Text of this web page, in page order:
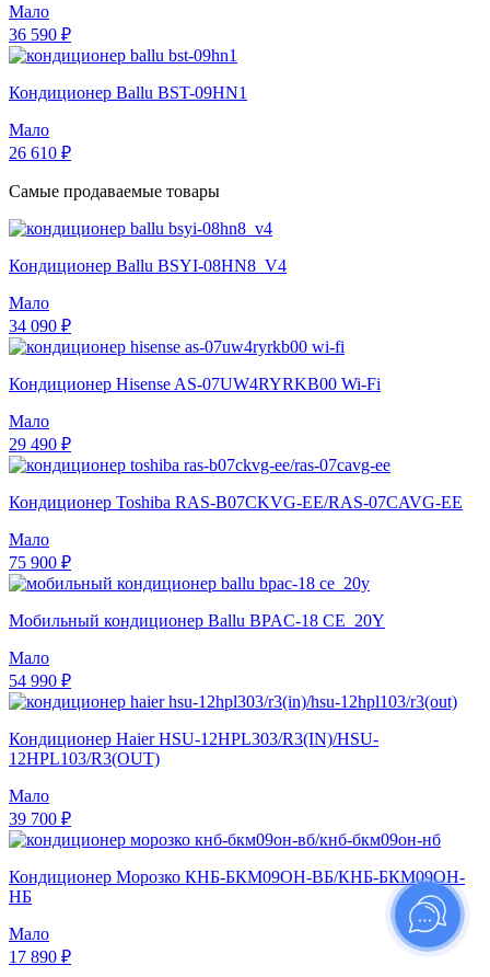
Мало
36 590 ₽
Кондиционер Ballu BST-09HN1
Мало
26 610 ₽
Самые продаваемые товары
Кондиционер Ballu BSYI-08HN8_V4
Мало
34 090 ₽
Кондиционер Hisense AS-07UW4RYRKB00 Wi-Fi
Мало
29 490 ₽
Кондиционер Toshiba RAS-B07CKVG-EE/RAS-07CAVG-EE
Мало
75 900 ₽
Мобильный кондиционер Ballu BPAC-18 CE_20Y
Мало
54 990 ₽
Кондиционер Haier HSU-12HPL303/R3(IN)/HSU-
12HPL103/R3(OUT)
Мало
39 700 ₽
Кондиционер Морозко КНБ-БКМ09ОН-ВБ/КНБ-БКМ09ОН-
НБ
Мало
17 890 ₽